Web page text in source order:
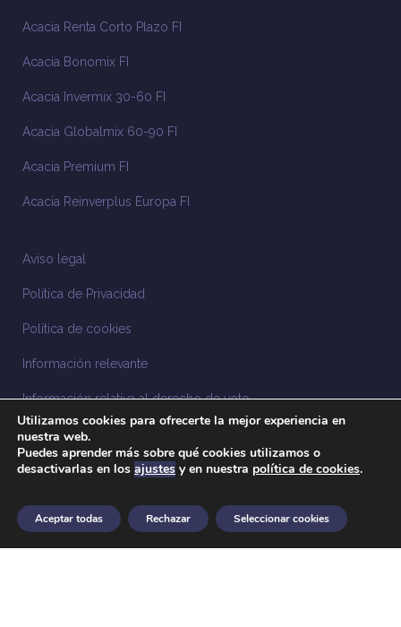
Acacia Renta Corto Plazo FI
Acacia Bonomix FI
Acacia Invermix 30-60 FI
Acacia Globalmix 60-90 FI
Acacia Premium FI
Acacia Reinverplus Europa FI
Aviso legal
Política de Privacidad
Política de cookies
Información relevante
Información relativa al derecho de voto
Información relacionada con la sostenibilidad
Sistema Interno de Información
Anuncios legales
Utilizamos cookies para ofrecerte la mejor experiencia en
nuestra web.
Puedes aprender más sobre qué cookies utilizamos o
desactivarlas en los ajustes y en nuestra política de cookies.
Aceptar todas Rechazar Seleccionar cookies